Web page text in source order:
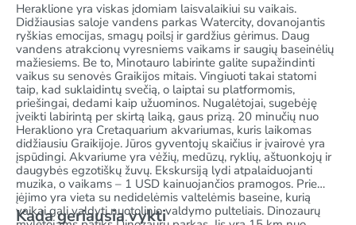
Heraklione yra viskas įdomiam laisvalaikiui su vaikais.
Didžiausias saloje vandens parkas Watercity, dovanojantis
ryškias emocijas, smagų poilsį ir gardžius gėrimus. Daug
vandens atrakcionų vyresniems vaikams ir saugių baseinėlių
mažiesiems. Be to, Minotauro labirinte galite supažindinti
vaikus su senovės Graikijos mitais. Vingiuoti takai statomi
taip, kad suklaidintų svečią, o laiptai su platformomis,
priešingai, dedami kaip užuominos. Nugalėtojai, sugebėję
įveikti labirintą per skirtą laiką, gaus prizą. 20 minučių nuo
Herakliono yra Cretaquarium akvariumas, kuris laikomas
didžiausiu Graikijoje. Jūros gyventojų skaičius ir įvairovė yra
įspūdingi. Akvariume yra vėžių, medūzų, ryklių, aštuonkojų ir
daugybės egzotiškų žuvų. Ekskursiją lydi atpalaiduojanti
muzika, o vaikams – 1 USD kainuojančios pramogos. Prie
įėjimo yra vieta su nedidelėmis valtelėmis baseine, kurią
vaikai gali valdyti nuotolinio valdymo pulteliais. Dinozaurų
Kada geriausia vykti